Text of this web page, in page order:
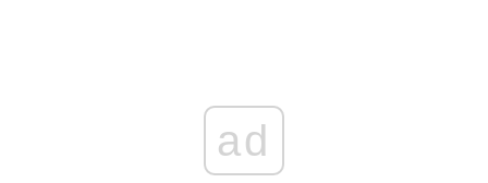
ad